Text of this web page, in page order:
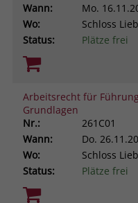
Wann:
Mo.
Wo:
Schloss
Status:
Plätze frei
Arbeitsrecht für
Grundlagen
Nr.:
261C01
Wann:
Do.
Wo:
Schloss
Status:
Plätze frei